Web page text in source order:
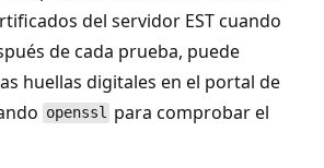
del servidor EST cuando
de cada prueba, puede
huellas digitales en el portal de
openssl para comprobar el